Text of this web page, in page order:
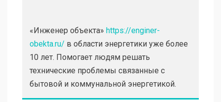
«Инженер объекта» https://enginer-
obekta.ru/ в области энергетики уже более
10 лет. Помогает людям решать
технические проблемы связанные с
бытовой и коммунальной энергетикой.